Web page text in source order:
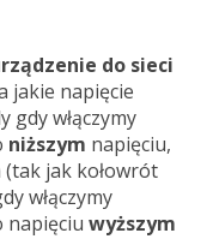
do sieci
jakie napięcie
gdy włączymy
niższym napięciu,
jak kołowrót
włączymy
napięciu wyższym